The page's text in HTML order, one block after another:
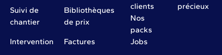
Suivi de
chantier
Bibliothèques
de prix
Intervention Factures
clients
Nos
packs
Jobs
précieux